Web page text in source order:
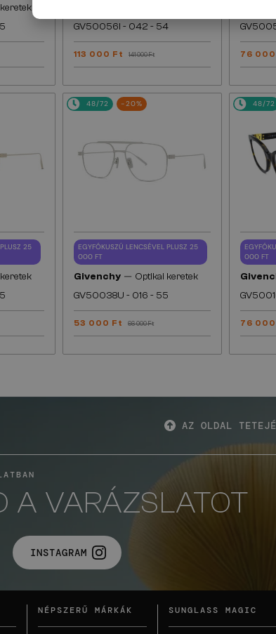
GV50056I - 042 - 54
113 000 Ft 141 000 Ft 76
25
48/72 -20%
EGYFÓKUSZÚ LENCSÉVEL PLUSZ 25
000 FT
Givenchy — Optikai keretek
GV50038U - 016 - 55
53 000 Ft 66 000 Ft
48/72
000 FT
76
AZ OLDAL
A VARÁZSLATOT
INSTAGRAM
NÉPSZERŰ MÁRKÁK SUNGLASS MAGIC